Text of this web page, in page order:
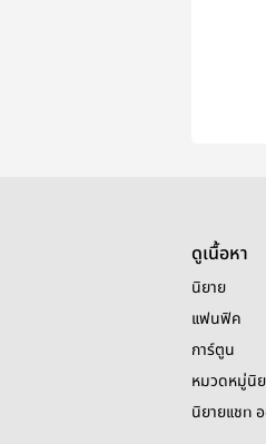
ดูเนื้อหา
นิยาย
แฟนฟิค
การ์ตูน
หมวดหมู่นิ
นิยายแชท